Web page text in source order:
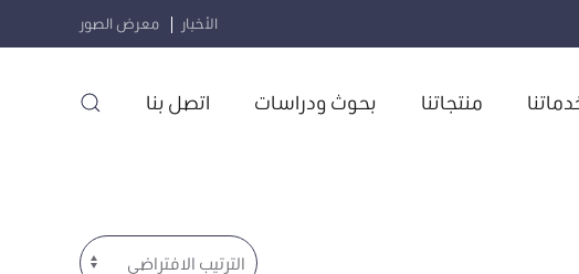
الأخبار معرض الصور
منتجاتنا بحوث ودراسات اتصل بنا